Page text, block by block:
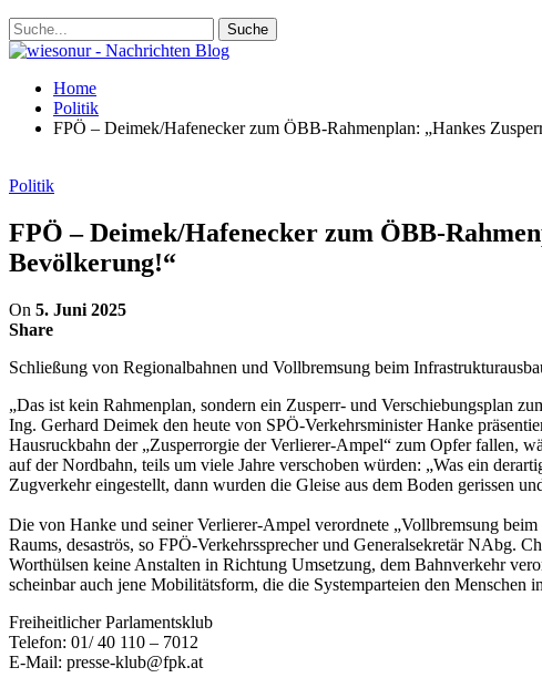
Home
Politik
FPÖ – Deimek/Hafenecker zum ÖBB-Rahmenplan: „Hankes
Politik
FPÖ – Deimek/Hafenecker zum ÖBB-
Bevölkerung!“
On 5. Juni 2025
Share
Schließung von Regionalbahnen und Vollbremsung beim
„Das ist kein Rahmenplan, sondern ein Zusperr- und Verschiebungsplan
Ing. Gerhard Deimek den heute von SPÖ-Verkehrsminister Hanke
Hausruckbahn der „Zusperrorgie der Verlierer-Ampel“ zum Opfer fallen,
auf der Nordbahn, teils um viele Jahre verschoben würden: „Was ein
Zugverkehr eingestellt, dann wurden die Gleise aus dem Boden gerissen
Die von Hanke und seiner Verlierer-Ampel verordnete „Vollbremsung
Raums, desaströs, so FPÖ-Verkehrssprecher und Generalsekretär NAbg.
Worthülsen keine Anstalten in Richtung Umsetzung, dem Bahnverkehr
scheinbar auch jene Mobilitätsform, die die Systemparteien den
Freiheitlicher Parlamentsklub
Telefon: 01/ 40 110 – 7012
E-Mail: presse-klub@fpk.at